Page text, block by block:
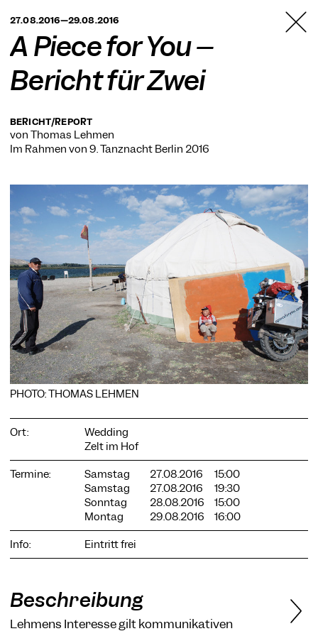
BERLIN
27.08.2016—29.08.2016
A Piece for You –
Bericht für Zwei
BERICHT/REPORT
von Thomas Lehmen
Im Rahmen von 9. Tanznacht Berlin 2016
PHOTO: THOMAS LEHMEN
Ort:
Wedding
Zelt im Hof
Termine:
Samstag 27.08.2016
15:00
Samstag
27.08.2016
19:30
Sonntag
28.08.2016
15:00
Montag
29.08.2016
16:00
Info:
Eintritt frei
Beschreibung
Lehmens Interesse gilt kommunikativen
COOKIE-EINSTELLUNGEN
Wir verwenden Cookies und Inhalte externer Anbieter auf
unserer Website. Notwendige Cookies sind essenziell, damit
Sie die Website nutzen können. Andere Cookies helfen uns,
jederzeit widerrufen. Bitte besuchen Sie unsere
Datenschutzerklärung für weitere Informationen. Unten
können Sie auswählen, welche Technologien Sie zulassen
Notwendige Cookies
Nur notwendige Alle akzeptieren